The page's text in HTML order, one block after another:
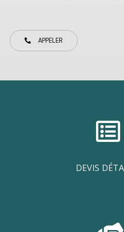
APPELER
DEVIS